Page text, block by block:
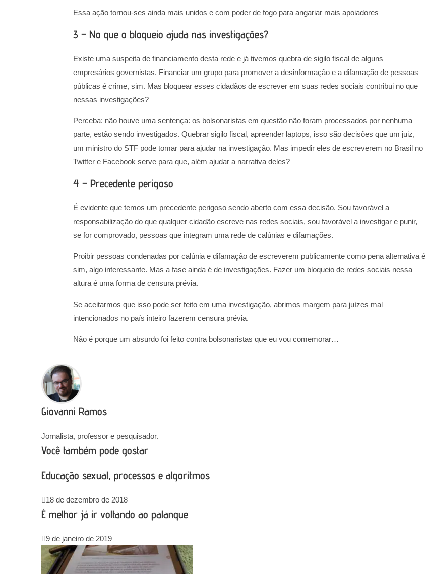
Essa ação tornou-ses ainda mais unidos e com poder de fogo para angariar mais apoiadores
3 – No que o bloqueio ajuda nas investigações?
Existe uma suspeita de financiamento desta rede e já tivemos quebra de sigilo fiscal de alguns
empresários governistas. Financiar um grupo para promover a desinformação e a difamação de pessoas
públicas é crime, sim. Mas bloquear esses cidadãos de escrever em suas redes sociais contribui no que
nessas investigações?
Perceba: não houve uma sentença: os bolsonaristas em questão não foram processados por nenhuma
parte, estão sendo investigados. Quebrar sigilo fiscal, apreender laptops, isso são decisões que um juiz,
um ministro do STF pode tomar para ajudar na investigação. Mas impedir eles de escreverem no Brasil no
Twitter e Facebook serve para que, além ajudar a narrativa deles?
4 – Precedente perigoso
É evidente que temos um precedente perigoso sendo aberto com essa decisão. Sou favorável a
responsabilização do que qualquer cidadão escreve nas redes sociais, sou favorável a investigar e punir,
se for comprovado, pessoas que integram uma rede de calúnias e difamações.
Proibir pessoas condenadas por calúnia e difamação de escreverem publicamente como pena alternativa é
sim, algo interessante. Mas a fase ainda é de investigações. Fazer um bloqueio de redes sociais nessa
altura é uma forma de censura prévia.
Se aceitarmos que isso pode ser feito em uma investigação, abrimos margem para juízes mal
intencionados no país inteiro fazerem censura prévia.
Não é porque um absurdo foi feito contra bolsonaristas que eu vou comemorar…
Giovanni Ramos
Jornalista, professor e pesquisador.
Você também pode gostar
Educação sexual, processos e algoritmos
18 de dezembro de 2018
É melhor já ir voltando ao palanque
9 de janeiro de 2019